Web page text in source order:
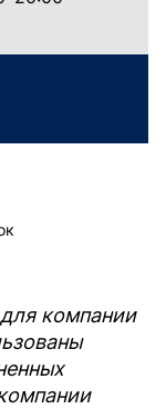
компании